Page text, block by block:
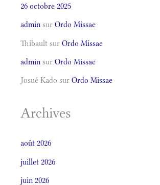
26 octobre 2025
admin sur Ordo Missae
Thibault sur Ordo Missae
admin sur Ordo Missae
Josué Kado sur Ordo Missae
Archives
août 2026
juillet 2026
juin 2026